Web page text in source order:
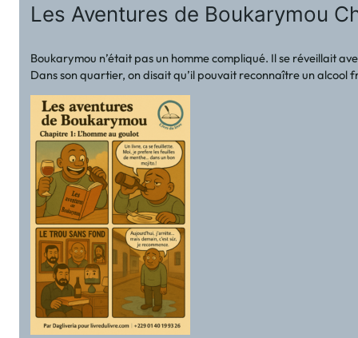
Les Aventures de Boukarymou
Boukarymou n’était pas un homme compliqué. Il se réveillait
Dans son quartier, on disait qu’il pouvait reconnaître un alcool